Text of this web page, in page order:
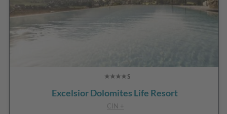
Excelsior Dolomites Life Resort
CIN +